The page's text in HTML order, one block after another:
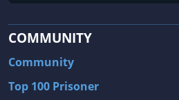
COMMUNITY
Community
Top 100 Prisoner